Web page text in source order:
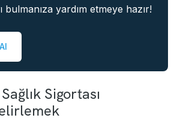
bulmanıza yardım etmeye hazır!
Sigortası